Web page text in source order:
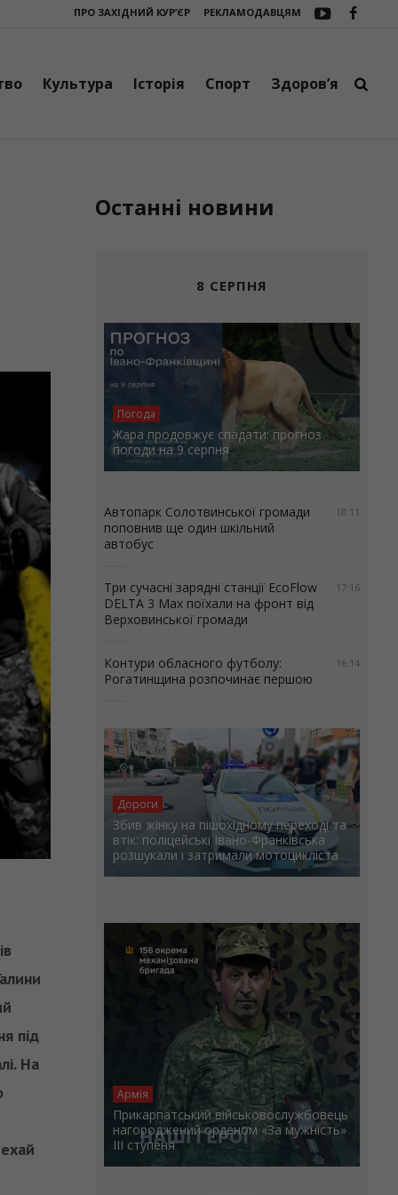
ПРО ЗАХІДНИЙ КУР’ЄР РЕКЛАМОДАВЦЯМ
Три сучасні зарядні станції EcoFlow DELTA 3 Max поїхали на фронт
Культура Історія Спорт Здоров’я
під
На
Останні новини
8 СЕРПНЯ
Погода
Жара продовжує спадати: прогноз
погоди на 9 серпня
18:11
Автопарк Солотвинської громади
поповнив ще один шкільний
автобус
17:16
Три сучасні зарядні станції EcoFlow
DELTA 3 Max поїхали на фронт від
Верховинської громади
16:14
Контури обласного футболу:
Рогатинщина розпочинає першою
Дороги
Збив жінку на пішохідному переході та
втік: поліцейські Івано-Франківська
розшукали і затримали мотоцикліста
Армія
Прикарпатський військовослужбовець
нагороджений орденом «За мужність»
ІІІ ступеня